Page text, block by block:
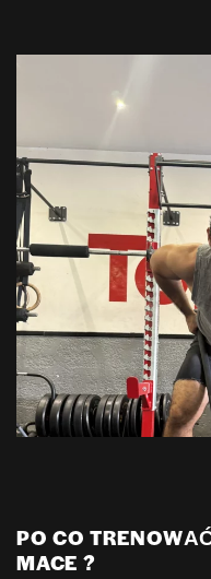
PO CO
MACE ?